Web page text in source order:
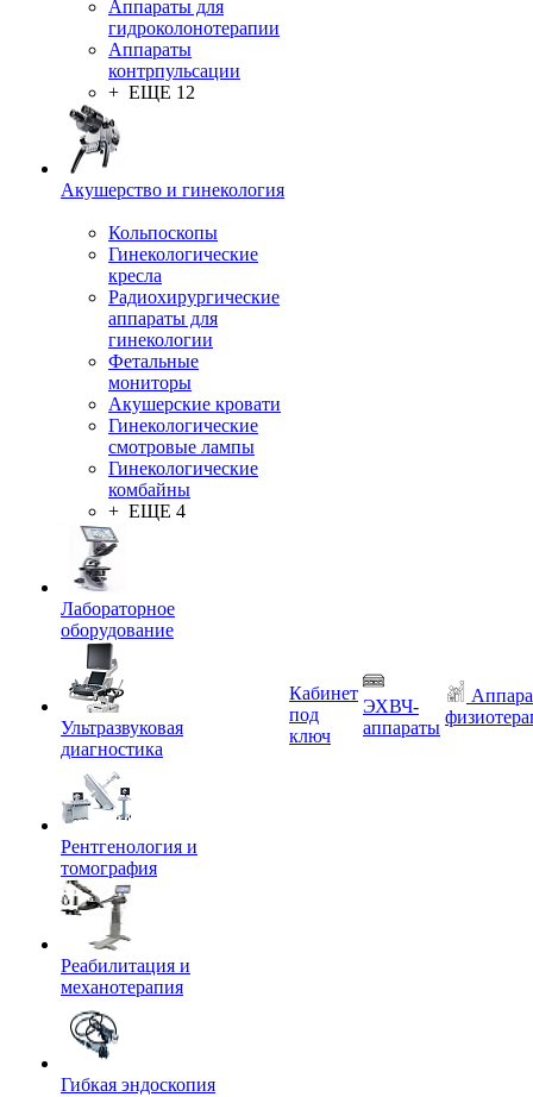
Аппараты для
гидроколонотерапии
Аппараты
контрпульсации
+ ЕЩЕ 12
Акушерство и гинекология
Кольпоскопы
Гинекологические
кресла
Радиохирургические
аппараты для
гинекологии
Фетальные
мониторы
Акушерские кровати
Гинекологические
смотровые лампы
Гинекологические
комбайны
+ ЕЩЕ 4
Лабораторное
оборудование
Ультразвуковая
диагностика
Рентгенология и
томография
Реабилитация и
механотерапия
Гибкая эндоскопия
Кабинет
под
ключ
ЭХВЧ-
аппараты